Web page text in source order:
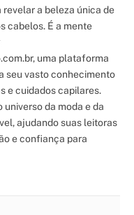
a beleza única de
cabelos. É a mente
uma plataforma
seu vasto conhecimento
e cuidados capilares.
universo da moda e da
ajudando suas leitoras
e confiança para